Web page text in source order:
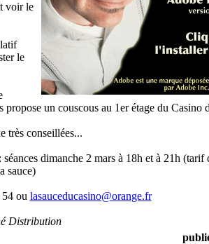
voir le
le
un couscous au 1er étage du Casino
très conseillées...
dimanche 2 mars à 18h et à 21h (tarif
sauce)
ou lasauceducasino@orange.fr
Distribution